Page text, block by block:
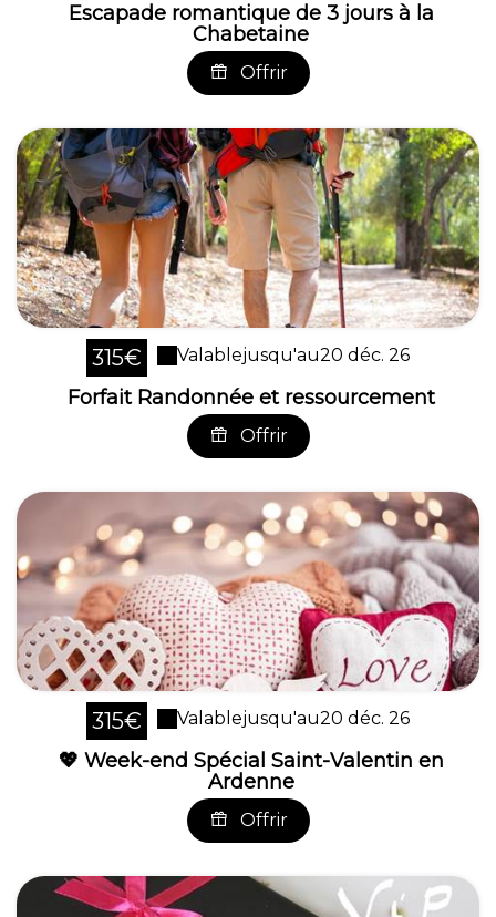
Escapade romantique de 3 jours à la
Chabetaine
Offrir
315€ Valablejusqu'au20 déc. 26
Forfait Randonnée et ressourcement
Offrir
315€ Valablejusqu'au20 déc. 26
💖 Week-end Spécial Saint-Valentin en
Ardenne
Offrir